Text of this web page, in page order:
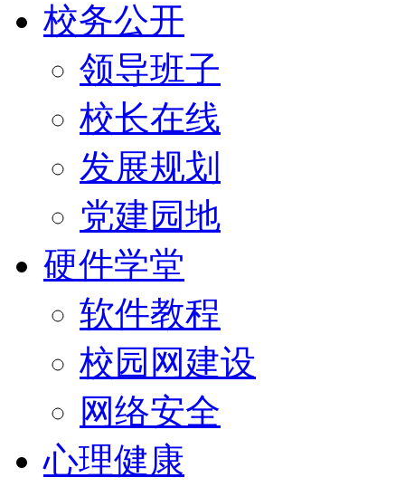
校务公开
领导班子
校长在线
发展规划
党建园地
硬件学堂
软件教程
校园网建设
网络安全
心理健康